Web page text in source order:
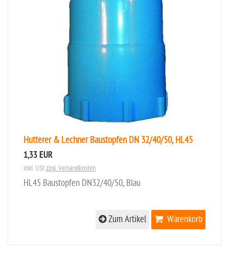
Hutterer & Lechner Baustopfen DN 32/40/50, HL45
1,33 EUR
inkl. UStzzgl. Versandkosten
HL45 Baustopfen DN32/40/50, Blau
Warenkorb
Zum Artikel